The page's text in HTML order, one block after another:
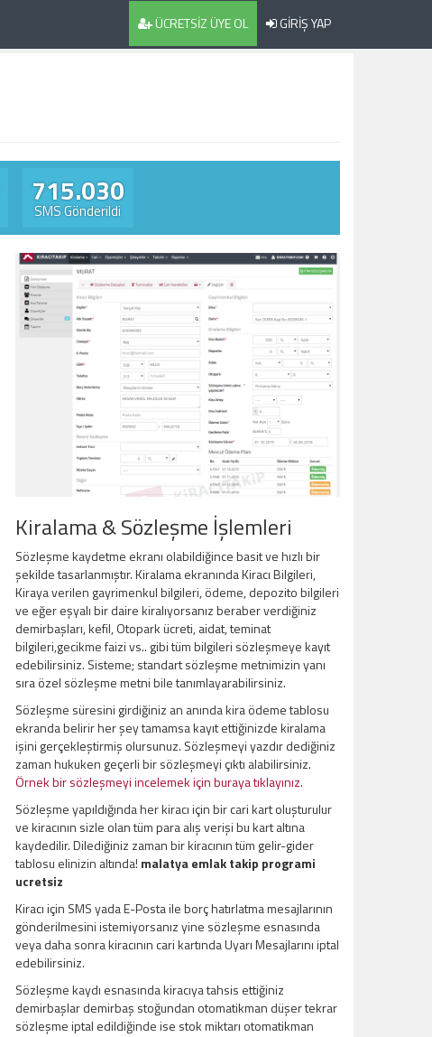
ÜCRETSİZ ÜYE OL GİRİŞ YAP
715.030
SMS Gönderildi
Kiralama & Sözleşme İşlemleri
Sözleşme kaydetme ekranı olabildiğince basit ve hızlı bir
şekilde tasarlanmıştır. Kiralama ekranında Kiracı Bilgileri,
Kiraya verilen gayrimenkul bilgileri, ödeme, depozito bilgileri
ve eğer eşyalı bir daire kiralıyorsanız beraber verdiğiniz
demirbaşları, kefil, Otopark ücreti, aidat, teminat
bilgileri,gecikme faizi vs.. gibi tüm bilgileri sözleşmeye kayıt
edebilirsiniz. Sisteme; standart sözleşme metnimizin yanı
sıra özel sözleşme metni bile tanımlayarabilirsiniz.
Sözleşme süresini girdiğiniz an anında kira ödeme tablosu
ekranda belirir her şey tamamsa kayıt ettiğinizde kiralama
işini gerçekleştirmiş olursunuz. Sözleşmeyi yazdır dediğiniz
zaman hukuken geçerli bir sözleşmeyi çıktı alabilirsiniz.
Örnek bir sözleşmeyi incelemek için buraya tıklayınız.
Sözleşme yapıldığında her kiracı için bir cari kart oluşturulur
ve kiracının sizle olan tüm para alış verişi bu kart altına
kaydedilir. Dilediğiniz zaman bir kiracının tüm gelir-gider
tablosu elinizin altında! malatya emlak takip programi
ucretsiz
Kiracı için SMS yada E-Posta ile borç hatırlatma mesajlarının
gönderilmesini istemiyorsanız yine sözleşme esnasında
veya daha sonra kiracının cari kartında Uyarı Mesajlarını iptal
edebilirsiniz.
Sözleşme kaydı esnasında kiracıya tahsis ettiğiniz
demirbaşlar demirbaş stoğundan otomatikman düşer tekrar
sözleşme iptal edildiğinde ise stok miktarı otomatikman